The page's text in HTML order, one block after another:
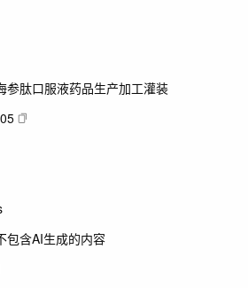
参肽口服液药品生产加工灌装
包含AI生成的内容